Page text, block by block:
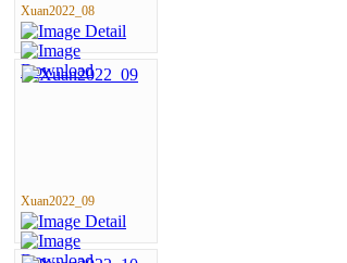
Xuan2022_08
Xuan2022_09